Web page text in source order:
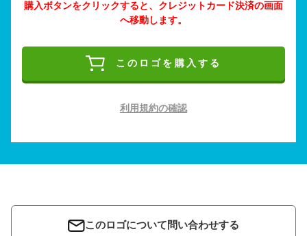
購入ボタンをクリックすると、クレジットカード決済の画面
へ移動します。
このロゴを購入する
利用規約の確認
このロゴについて問い合わせする